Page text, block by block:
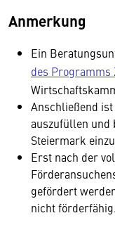
Anmerkung
Ein
des
Anschließend
auszufüllen und
Steiermark
Erst nach der
gefördert
nicht förderfähig.